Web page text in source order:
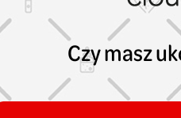
Czy masz